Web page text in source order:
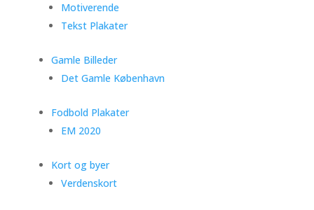
Motiverende
Tekst Plakater
Gamle Billeder
Det Gamle København
Fodbold Plakater
EM 2020
Kort og byer
Verdenskort